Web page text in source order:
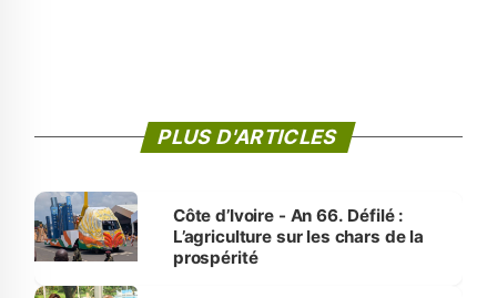
PLUS D'ARTICLES
Côte d’Ivoire - An 66. Défilé :
L’agriculture sur les chars de la
prospérité